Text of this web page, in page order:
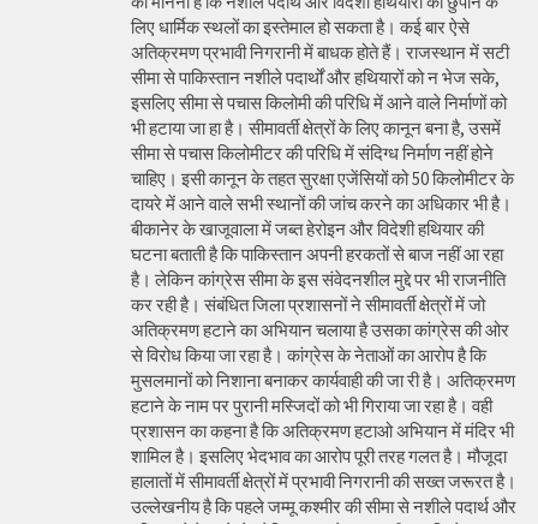
लिए धार्मिक स्थलों का इस्तेमाल हो सकता है। कई बार ऐसे
अतिक्रमण प्रभावी निगरानी में बाधक होते हैं। राजस्थान में सटी
सीमा से पाकिस्तान नशीले पदार्थों और हथियारों को न भेज सके,
इसलिए सीमा से पचास किलोमी की परिधि में आने वाले निर्माणों को
भी हटाया जा हा है। सीमावर्ती क्षेत्रों के लिए कानून बना है, उसमें
सीमा से पचास किलोमीटर की परिधि में संदिग्ध निर्माण नहीं होने
चाहिए। इसी कानून के तहत सुरक्षा एजेंसियों को 50 किलोमीटर के
दायरे में आने वाले सभी स्थानों की जांच करने का अधिकार भी है।
बीकानेर के खाजूवाला में जब्त हेरोइन और विदेशी हथियार की
घटना बताती है कि पाकिस्तान अपनी हरकतों से बाज नहीं आ रहा
है। लेकिन कांग्रेस सीमा के इस संवेदनशील मुद्दे पर भी राजनीति
कर रही है। संबंधित जिला प्रशासनों ने सीमावर्ती क्षेत्रों में जो
अतिक्रमण हटाने का अभियान चलाया है उसका कांग्रेस की ओर
से विरोध किया जा रहा है। कांग्रेस के नेताओं का आरोप है कि
मुसलमानों को निशाना बनाकर कार्यवाही की जा री है। अतिक्रमण
हटाने के नाम पर पुरानी मस्जिदों को भी गिराया जा रहा है। वही
प्रशासन का कहना है कि अतिक्रमण हटाओ अभियान में मंदिर भी
शामिल है। इसलिए भेदभाव का आरोप पूरी तरह गलत है। मौजूदा
हालातों में सीमावर्ती क्षेत्रों में प्रभावी निगरानी की सख्त जरूरत है।
उल्लेखनीय है कि पहले जम्मू कश्मीर की सीमा से नशीले पदार्थ और